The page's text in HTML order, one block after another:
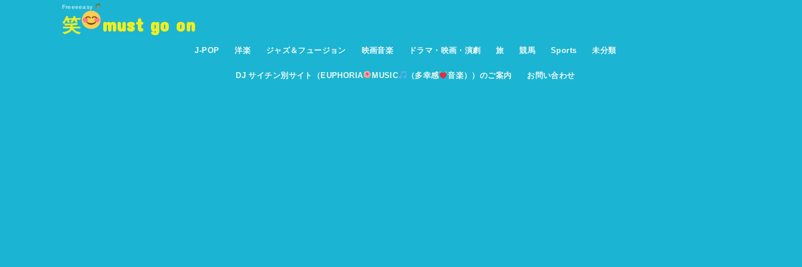
Freeeeasy
笑 must go on
J-POP 洋楽 ジャズ＆フュージョン 映画音楽 ドラマ・映画・演劇 旅 競馬 Sports 未分類
DJ サイチン別サイト（EUPHORIA MUSIC （多幸感 音楽））のご案内 お問い合わせ